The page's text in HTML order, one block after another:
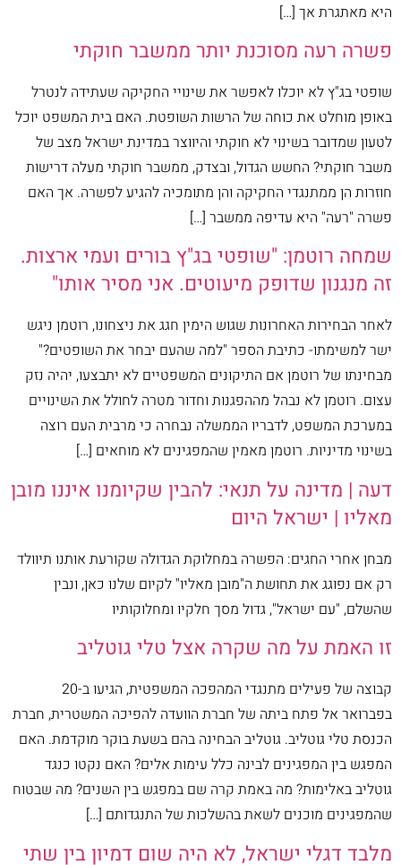
היא מאתגרת אך […]
פשרה רעה מסוכנת יותר ממשבר חוקתי
שופטי בג"ץ לא יוכלו לאפשר את שינויי החקיקה שעתידה לנטרל
באופן מוחלט את כוחה של הרשות השופטת. האם בית המשפט יוכל
לטעון שמדובר בשינוי לא חוקתי והיווצר במדינת ישראל מצב של
משבר חוקתי? החשש הגדול, ובצדק, ממשבר חוקתי מעלה דרישות
חוזרות הן ממתנגדי החקיקה והן מתומכיה להגיע לפשרה. אך האם
פשרה "רעה" היא עדיפה ממשבר […]
שמחה רוטמן: "שופטי בג"ץ בורים ועמי ארצות.
זה מנגנון שדופק מיעוטים. אני מסיר אותו"
לאחר הבחירות האחרונות שגוש הימין חגג את ניצחונו, רוטמן ניגש
ישר למשימתו- כתיבת הספר "למה שהעם יבחר את השופטים?"
מבחינתו של רוטמן אם התיקונים המשפטיים לא יתבצעו, יהיה נזק
עצום. רוטמן לא נבהל מההפגנות וחדור מטרה לחולל את השינויים
במערכת המשפט, לדבריו הממשלה נבחרה כי מרבית העם רוצה
בשינוי מדיניות. רוטמן מאמין שהמפגינים לא מוחאים […]
דעה | מדינה על תנאי: להבין שקיומנו איננו מובן
מאליו | ישראל היום
מבחן אחרי החגים: הפשרה במחלוקת הגדולה שקורעת אותנו תיוולד
רק אם נפוגג את תחושת ה"מובן מאליו" לקיום שלנו כאן, ונבין
שהשלם, "עם ישראל", גדול מסך חלקיו ומחלוקותיו
זו האמת על מה שקרה אצל טלי גוטליב
קבוצה של פעילים מתנגדי המהפכה המשפטית, הגיעו ב-20
בפברואר אל פתח ביתה של חברת הוועדה להפיכה המשטרית, חברת
הכנסת טלי גוטליב. גוטליב הבחינה בהם בשעת בוקר מוקדמת. האם
המפגש בין המפגינים לבינה כלל עימות אלים? האם נקטו כנגד
גוטליב באלימות? מה באמת קרה שם במפגש בין השנים? מה שבטוח
שהמפגינים מוכנים לשאת בהשלכות של התנגדותם […]
מלבד דגלי ישראל, לא היה שום דמיון בין שתי